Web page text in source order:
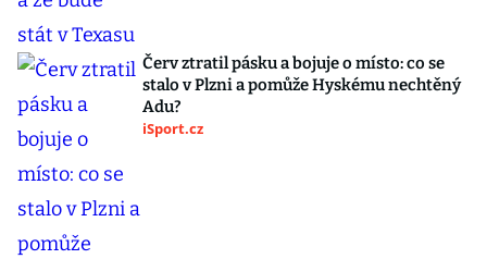
Červ ztratil pásku a bojuje o místo: co se
stalo v Plzni a pomůže Hyskému nechtěný
Adu?
iSport.cz